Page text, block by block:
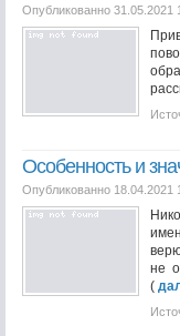
Опубликованно 31.05.2021
Особенность и
Опубликованно 18.04.2021
не
(